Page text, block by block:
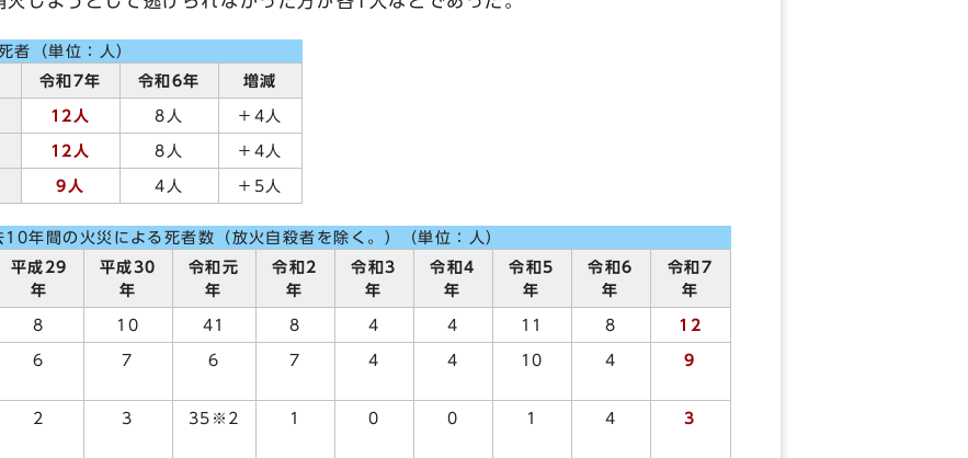
者（単位：人）
令和7年
令和6年 増減
12人 8人 ＋4人
12人 8人 ＋4人
9人 4人 ＋5人
10年間の火災による死者数（放火自殺者を除く。）（単位：人）
平成29
年
平成30
年
令和元
年
令和2
年
令和3
年
令和4
年
令和5
年
令和6
年
令和7
年
8 10 41 8 4 4 11 8 12
6 7 6 7 4 4 10 4 9
2 3 35※2 1 0 0 1 4 3